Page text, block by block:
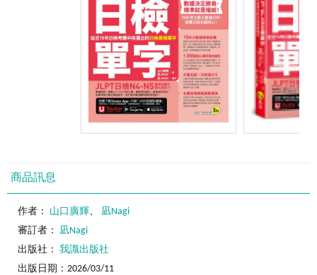
商品訊息
作者： 山口廣輝、 凪Nagi
審訂者： 凪Nagi
出版社： 我識出版社
出版日期：2026/03/11